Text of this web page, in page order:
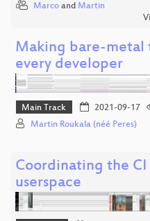
Marco and Martin
Making bare-metal
every developer
Main Track 2021-09-17
Martin Roukala (néé Peres)
Coordinating the
userspace